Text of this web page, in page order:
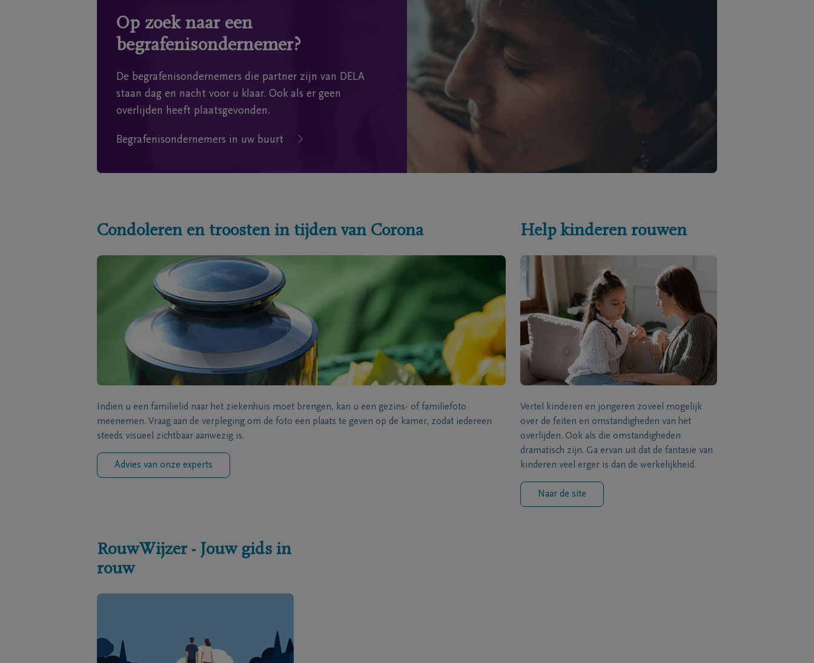
Op zoek naar een
begrafenisondernemer?
De begrafenisondernemers die partner zijn van DELA
staan dag en nacht voor u klaar. Ook als er geen
overlijden heeft plaatsgevonden.
Begrafenisondernemers in uw buurt
Condoleren en troosten in tijden van Corona
Indien u een familielid naar het ziekenhuis moet brengen, kan u een gezins- of familiefoto
meenemen. Vraag aan de verpleging om de foto een plaats te geven op de kamer, zodat iedereen
steeds visueel zichtbaar aanwezig is.
Advies van onze experts
Help kinderen rouwen
Vertel kinderen en jongeren zoveel mogelijk
over de feiten en omstandigheden van het
overlijden. Ook als die omstandigheden
dramatisch zijn. Ga ervan uit dat de fantasie van
kinderen veel erger is dan de werkelijkheid.
Naar de site
RouwWijzer - Jouw gids in
rouw